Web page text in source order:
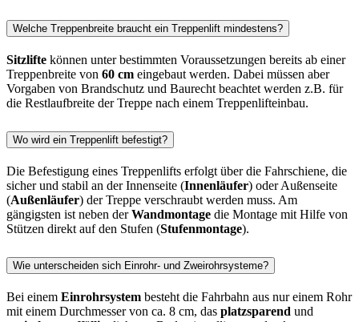
Welche Treppenbreite braucht ein Treppenlift mindestens?
Sitzlifte können unter bestimmten Voraussetzungen bereits ab einer
Treppenbreite von 60 cm eingebaut werden. Dabei müssen aber
Vorgaben von Brandschutz und Baurecht beachtet werden z.B. für
die Restlaufbreite der Treppe nach einem Treppenlifteinbau.
Wo wird ein Treppenlift befestigt?
Die Befestigung eines Treppenlifts erfolgt über die Fahrschiene, die
sicher und stabil an der Innenseite (Innenläufer) oder Außenseite
(Außenläufer) der Treppe verschraubt werden muss. Am
gängigsten ist neben derWandmontage die Montage mit Hilfe von
Stützen direkt auf den Stufen (Stufenmontage).
Wie unterscheiden sich Einrohr- und Zweirohrsysteme?
Bei einem Einrohrsystem besteht die Fahrbahn aus nur einem Rohr
mit einem Durchmesser von ca. 8 cm, das platzsparend und